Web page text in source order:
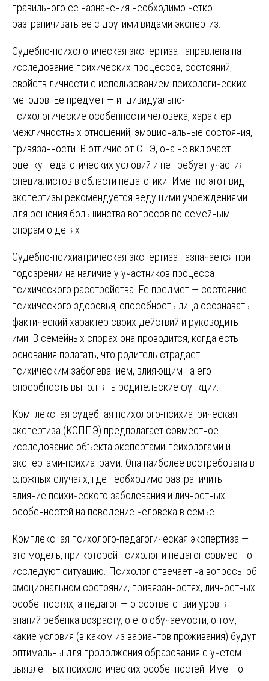
правильного ее назначения необходимо четко
разграничивать ее с другими видами экспертиз.
Судебно-психологическая экспертиза направлена на
исследование психических процессов, состояний,
свойств личности с использованием психологических
методов. Ее предмет — индивидуально-
психологические особенности человека, характер
межличностных отношений, эмоциональные состояния,
привязанности. В отличие от СПЭ, она не включает
оценку педагогических условий и не требует участия
специалистов в области педагогики. Именно этот вид
экспертизы рекомендуется ведущими учреждениями
для решения большинства вопросов по семейным
спорам о детях .
Судебно-психиатрическая экспертиза назначается при
подозрении на наличие у участников процесса
психического расстройства. Ее предмет — состояние
психического здоровья, способность лица осознавать
фактический характер своих действий и руководить
ими. В семейных спорах она проводится, когда есть
основания полагать, что родитель страдает
психическим заболеванием, влияющим на его
способность выполнять родительские функции.
Комплексная судебная психолого-психиатрическая
экспертиза (КСППЭ) предполагает совместное
исследование объекта экспертами-психологами и
экспертами-психиатрами. Она наиболее востребована в
сложных случаях, где необходимо разграничить
влияние психического заболевания и личностных
особенностей на поведение человека в семье.
Комплексная психолого-педагогическая экспертиза —
это модель, при которой психолог и педагог совместно
исследуют ситуацию. Психолог отвечает на вопросы об
эмоциональном состоянии, привязанностях, личностных
особенностях, а педагог — о соответствии уровня
знаний ребенка возрасту, о его обучаемости, о том,
какие условия (в каком из вариантов проживания) будут
оптимальны для продолжения образования с учетом
выявленных психологических особенностей. Именно